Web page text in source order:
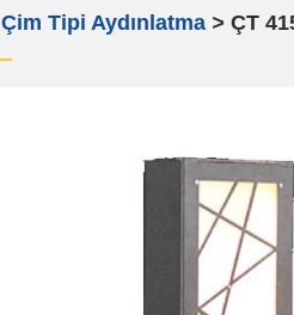
Çim Tipi Aydınlatma > ÇT